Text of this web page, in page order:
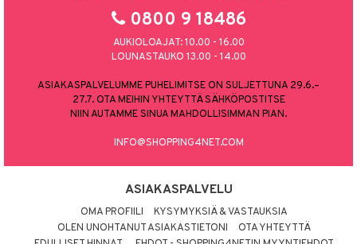
0800 9 18486
AUKIOLOAJAT: 10.00 - 16.00
LOUNASTAUKO 13.00 - 14.00
ASIAKASPALVELUMME PUHELIMITSE ON SULJETTUNA 29.6.–
27.7. OTA MEIHIN YHTEYTTÄ SÄHKÖPOSTITSE
NIIN AUTAMME SINUA MAHDOLLISIMMAN PIAN.
INFO@SHOPPING4NET.COM
ASIAKASPALVELU
OMA PROFIILI
KYSYMYKSIÄ & VASTAUKSIA
OLEN UNOHTANUT ASIAKASTIETONI
OTA YHTEYTTÄ